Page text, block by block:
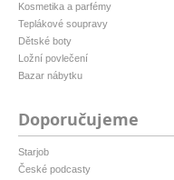
Kosmetika a parfémy
Teplákové soupravy
Dětské boty
Ložní povlečení
Bazar nábytku
Doporučujeme
Starjob
České podcasty